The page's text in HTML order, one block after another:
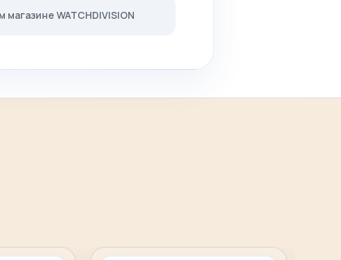
WATCHDIVISION